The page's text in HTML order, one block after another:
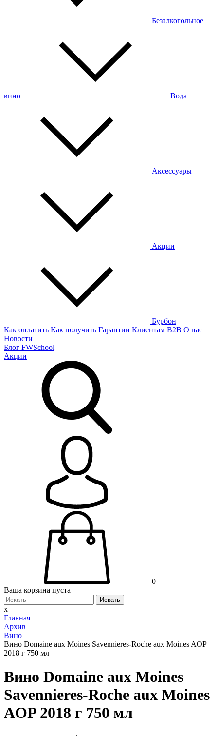
Безалкогольное
вино Вода
Аксессуары
Акции
Бурбон
Как оплатить Как получить Гарантии Клиентам B2B О нас
Новости
Блог FWSchool
Акции
0
Ваша корзина пуста
Искать
x
Главная
Архив
Вино
Вино Domaine aux Moines Savennieres-Roche aux Moines AOP
2018 г 750 мл
Вино Domaine aux Moines
Savennieres-Roche aux Moines
AOP 2018 г 750 мл